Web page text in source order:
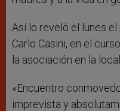
Así lo reveló el lunes
Carlo Casini, en el
la asociación en la
«Encuentro
imprevista y